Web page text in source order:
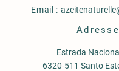
Email :
Adresse
Estrada
6320-511 Santo